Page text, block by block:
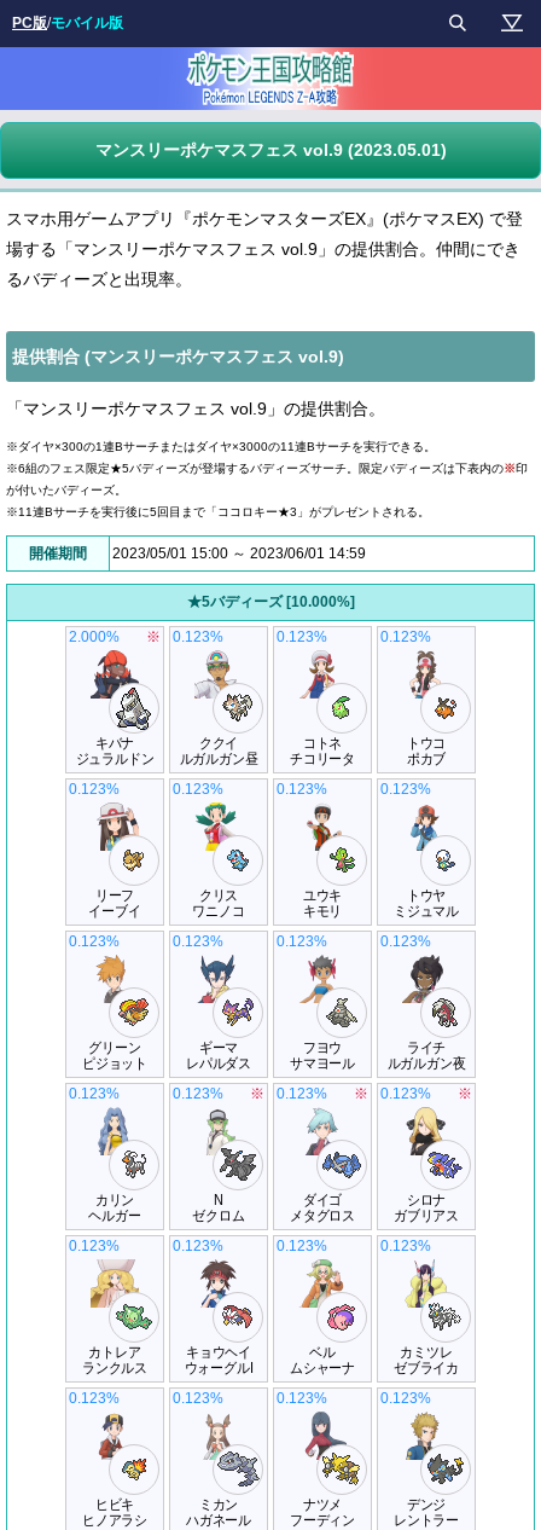
マンスリーポケマスフェス vol.9 (2023.05.01)
スマホ用ゲームアプリ『ポケモンマスターズEX』(ポケマスEX) で登
場する「マンスリーポケマスフェス vol.9」の提供割合。仲間にでき
るバディーズと出現率。
提供割合 (マンスリーポケマスフェス vol.9)
「マンスリーポケマスフェス vol.9」の提供割合。
※ダイヤ×300の1連Bサーチまたはダイヤ×3000の11連Bサーチを実行できる。
※6組のフェス限定★5バディーズが登場するバディーズサーチ。限定バディーズは下表内の※印
が付いたバディーズ。
※11連Bサーチを実行後に5回目まで「ココロキー★3」がプレゼントされる。
開催期間 2023/05/01 15:00 ～ 2023/06/01 14:59
★5バディーズ [10.000%]
キバナ
ジュラルドン
2.000% ※
ククイ
ルガルガン昼
0.123%
コトネ
チコリータ
0.123%
トウコ
ポカブ
0.123%
リーフ
イーブイ
0.123%
クリス
ワニノコ
0.123%
ユウキ
キモリ
0.123%
トウヤ
ミジュマル
0.123%
グリーン
ピジョット
0.123%
ギーマ
レパルダス
0.123%
フヨウ
サマヨール
0.123%
ライチ
ルガルガン夜
0.123%
カリン
ヘルガー
0.123%
N
ゼクロム
0.123% ※
ダイゴ
メタグロス
0.123% ※
シロナ
ガブリアス
0.123% ※
カトレア
ランクルス
0.123%
キョウヘイ
ウォーグルI
0.123%
ベル
ムシャーナ
0.123%
カミツレ
ゼブライカ
0.123%
ヒビキ
ヒノアラシ
0.123%
ミカン
ハガネール
0.123%
ナツメ
フーディン
0.123%
デンジ
レントラー
0.123%
PC版/モバイル版